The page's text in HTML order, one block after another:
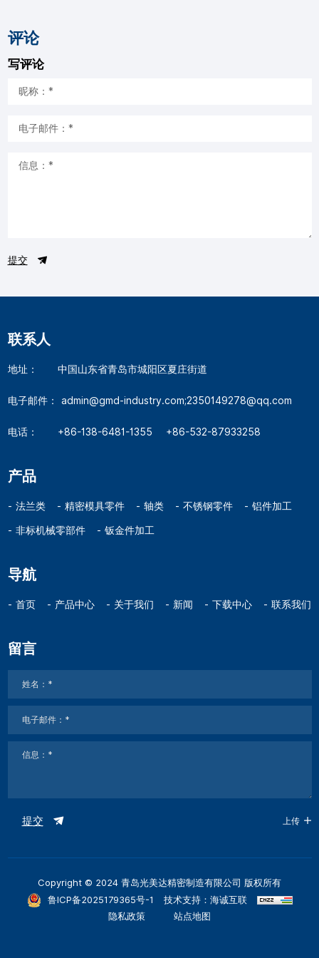
评论
写评论
提交
联系人
地址： 中国山东省青岛市城阳区夏庄街道
电子邮件： admin@gmd-industry.com;2350149278@qq.com
电话： +86-138-6481-1355 +86-532-87933258
产品
法兰类 精密模具零件 轴类 不锈钢零件 铝件加工
非标机械零部件 钣金件加工
导航
首页 产品中心 关于我们 新闻 下载中心 联系我们
留言
提交 上传
Copyright © 2024 青岛光美达精密制造有限公司 版权所有
鲁ICP备2025179365号-1
技术支持：海诚互联
隐私政策
站点地图